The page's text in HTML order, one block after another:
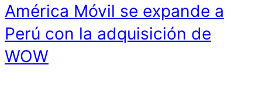
América Móvil se expande a
Perú con la adquisición de
WOW